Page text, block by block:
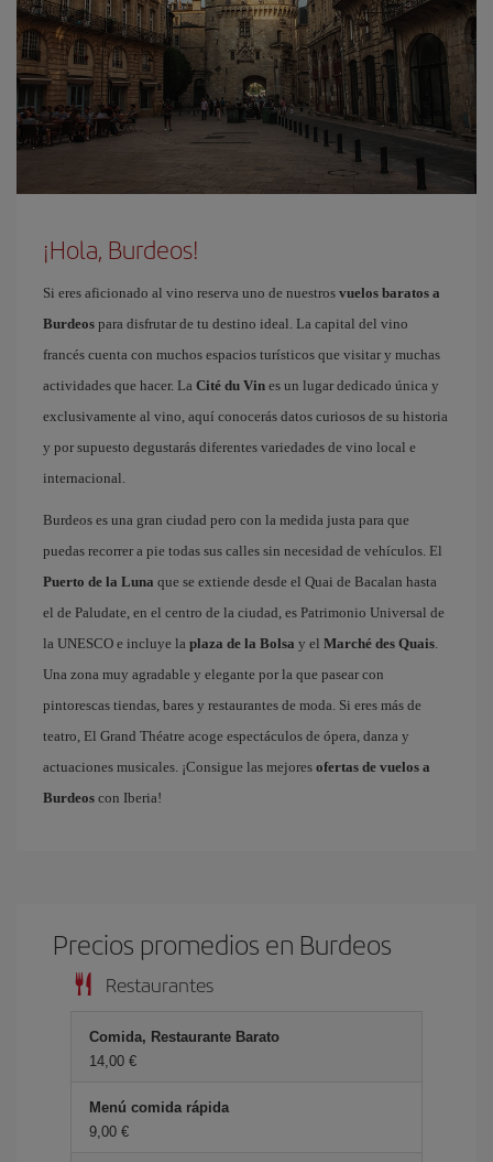
¡Hola, Burdeos!
Si eres aficionado al vino reserva uno de nuestros vuelos baratos a
Burdeos para disfrutar de tu destino ideal. La capital del vino
francés cuenta con muchos espacios turísticos que visitar y muchas
actividades que hacer. La Cité du Vin es un lugar dedicado única y
exclusivamente al vino, aquí conocerás datos curiosos de su historia
y por supuesto degustarás diferentes variedades de vino local e
internacional.
Burdeos es una gran ciudad pero con la medida justa para que
puedas recorrer a pie todas sus calles sin necesidad de vehículos. El
Puerto de la Luna que se extiende desde el Quai de Bacalan hasta
el de Paludate, en el centro de la ciudad, es Patrimonio Universal de
la UNESCO e incluye la plaza de la Bolsa y el Marché des Quais.
Una zona muy agradable y elegante por la que pasear con
pintorescas tiendas, bares y restaurantes de moda. Si eres más de
teatro, El Grand Théatre acoge espectáculos de ópera, danza y
actuaciones musicales. ¡Consigue las mejores ofertas de vuelos a
Burdeos con Iberia!
Precios promedios en Burdeos
Restaurantes
Comida, Restaurante Barato
14,00 €
Menú comida rápida
9,00 €